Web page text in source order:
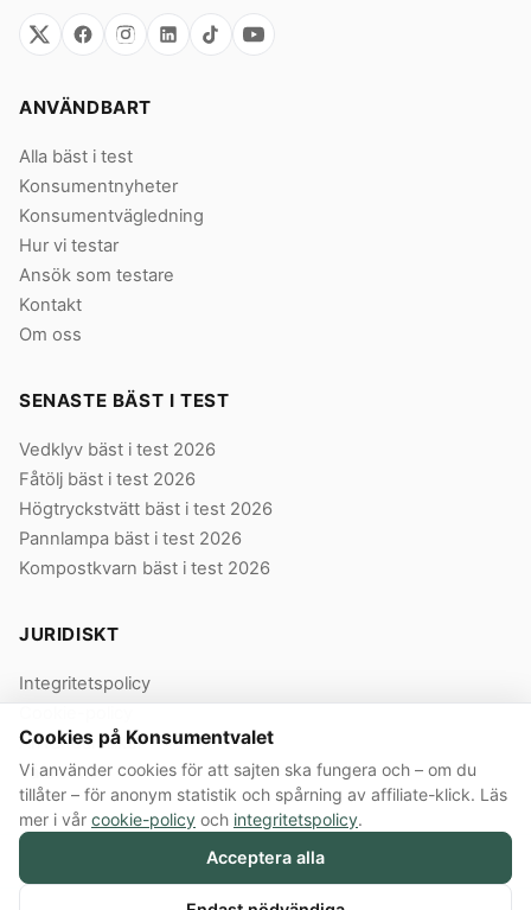
ANVÄNDBART
Alla bäst i test
Konsumentnyheter
Konsumentvägledning
Hur vi testar
Ansök som testare
Kontakt
Om oss
SENASTE BÄST I TEST
Vedklyv bäst i test 2026
Fåtölj bäst i test 2026
Högtryckstvätt bäst i test 2026
Pannlampa bäst i test 2026
Kompostkvarn bäst i test 2026
JURIDISKT
Integritetspolicy
Användarvillkor
Våra villkor
© 2026 Konsumentvalet Sverige AB · Org.nr 559474-8914 · Bergendorffsgatan
8 E, 652 16 Karlstad
Konsumentvalet Sverige AB innehåller annonslänkar till butiker.
Cookies på Konsumentvalet
Vi använder cookies för att sajten ska fungera och – om du
tillåter – för anonym statistik och spårning av affiliate-klick. Läs
mer i vår cookie-policy och integritetspolicy.
Acceptera alla